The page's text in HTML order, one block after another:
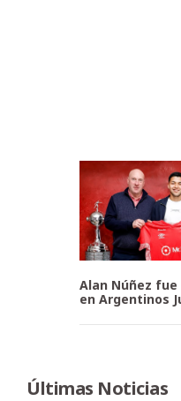
Alan Núñez
en Argentinos
Últimas Noticias